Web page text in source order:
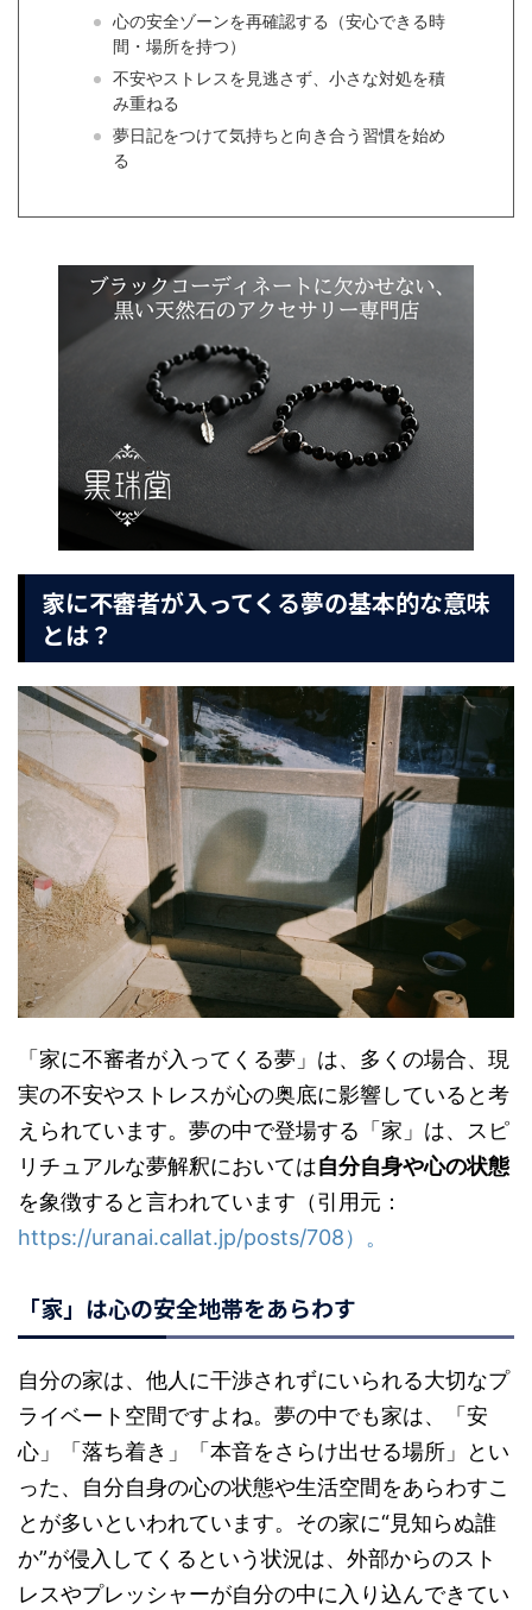
心の安全ゾーンを再確認する（安心できる時
間・場所を持つ）
不安やストレスを見逃さず、小さな対処を積
み重ねる
夢日記をつけて気持ちと向き合う習慣を始め
る
家に不審者が入ってくる夢の基本的な意味
とは？
「家に不審者が入ってくる夢」は、多くの場合、現
実の不安やストレスが心の奥底に影響していると考
えられています。夢の中で登場する「家」は、スピ
リチュアルな夢解釈においては自分自身や心の状態
を象徴すると言われています（引用元：
https://uranai.callat.jp/posts/708）。
「家」は心の安全地帯をあらわす
自分の家は、他人に干渉されずにいられる大切なプ
ライベート空間ですよね。夢の中でも家は、「安
心」「落ち着き」「本音をさらけ出せる場所」とい
った、自分自身の心の状態や生活空間をあらわすこ
とが多いといわれています。その家に“見知らぬ誰
か”が侵入してくるという状況は、外部からのスト
レスやプレッシャーが自分の中に入り込んできてい